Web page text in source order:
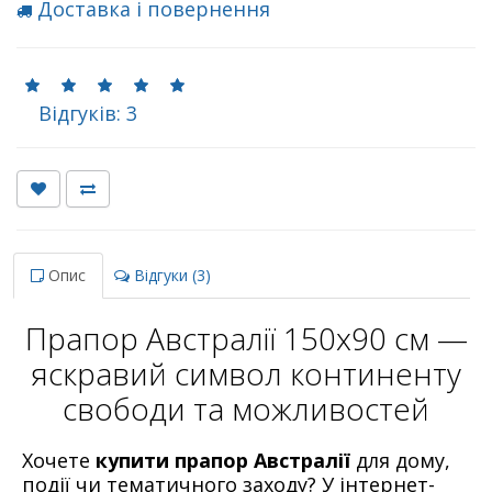
Доставка і повернення
Відгуків: 3
Опис Відгуки (3)
Прапор Австралії 150х90 см —
яскравий символ континенту
свободи та можливостей
Хочете купити прапор Австралії для дому,
події чи тематичного заходу? У інтернет-